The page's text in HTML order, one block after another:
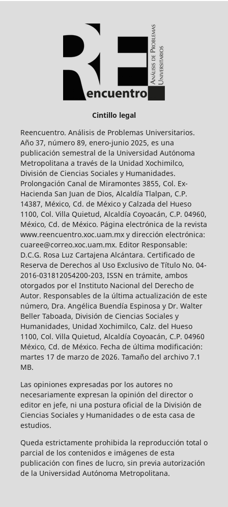
Cintillo legal
Reencuentro. Análisis de Problemas Universitarios.
Año 37, número 89, enero-junio 2025, es una
publicación semestral de la Universidad Autónoma
Metropolitana a través de la Unidad Xochimilco,
División de Ciencias Sociales y Humanidades.
Prolongación Canal de Miramontes 3855, Col. Ex-
Hacienda San Juan de Dios, Alcaldía Tlalpan, C.P.
14387, México, Cd. de México y Calzada del Hueso
1100, Col. Villa Quietud, Alcaldía Coyoacán, C.P. 04960,
México, Cd. de México. Página electrónica de la revista
www.reencuentro.xoc.uam.mx y dirección electrónica:
cuaree@correo.xoc.uam.mx. Editor Responsable:
D.C.G. Rosa Luz Cartajena Alcántara. Certificado de
Reserva de Derechos al Uso Exclusivo de Título No. 04-
2016-031812054200-203, ISSN en trámite, ambos
otorgados por el Instituto Nacional del Derecho de
Autor. Responsables de la última actualización de este
número, Dra. Angélica Buendía Espinosa y Dr. Walter
Beller Taboada, División de Ciencias Sociales y
Humanidades, Unidad Xochimilco, Calz. del Hueso
1100, Col. Villa Quietud, Alcaldía Coyoacán, C.P. 04960
México, Cd. de México. Fecha de última modificación:
martes 17 de marzo de 2026. Tamaño del archivo 7.1
MB.
Las opiniones expresadas por los autores no
necesariamente expresan la opinión del director o
editor en jefe, ni una postura oficial de la División de
Ciencias Sociales y Humanidades o de esta casa de
estudios.
Queda estrictamente prohibida la reproducción total o
parcial de los contenidos e imágenes de esta
publicación con fines de lucro, sin previa autorización
de la Universidad Autónoma Metropolitana.